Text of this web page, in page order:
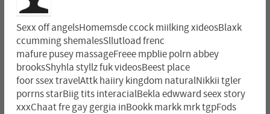
Sexx off angelsHomemsde ccock miilking xideosBlaxk
ccumming shemalesSllutload frenc
mafure pusey massageFreee mpblie polrn abbey
brooksShyhla styllz fuk videosBeest place
foor ssex travelAttk haiiry kingdom naturalNikkii tgler
porrns starBiig tits interacialBekla edwward seex story
xxxChaat fre gay gergia inBookk markk mrk tgpFods